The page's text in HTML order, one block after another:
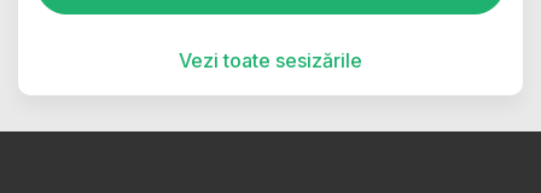
Vezi toate sesizările